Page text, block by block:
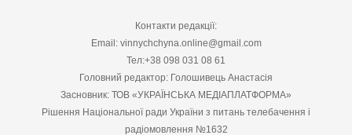
Контакти редакції:
Email: vinnychchyna.online@gmail.com
Тел:+38 098 031 08 61
Головний редактор: Голошивець Анастасія
Засновник: ТОВ «УКРАЇНСЬКА МЕДІАПЛАТФОРМА»
Рішення Національної ради України з питань телебачення і
радіомовлення №1632